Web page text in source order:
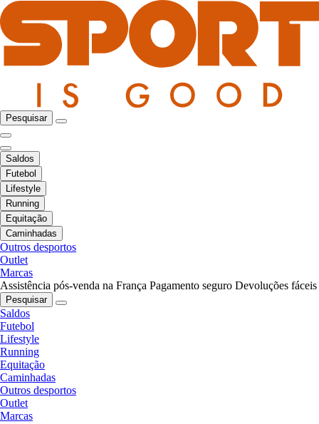
Pesquisar
Saldos
Futebol
Lifestyle
Running
Equitação
Caminhadas
Outros desportos
Outlet
Marcas
Assistência pós-venda na França Pagamento seguro Devoluções fáceis
Pesquisar
Saldos
Futebol
Lifestyle
Running
Equitação
Caminhadas
Outros desportos
Outlet
Marcas